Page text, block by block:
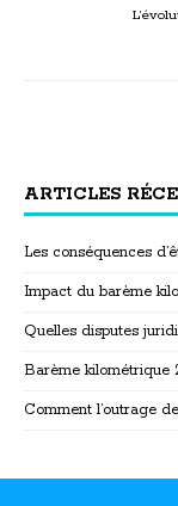
ARTICLES
Les conséquences
Impact du barème
Quelles disputes
Barème kilométrique
Comment l’outrage